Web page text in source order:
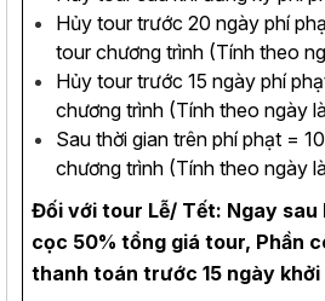
Hủy tour trước 20 ngày phí
tour chương trình (Tính theo
Hủy tour trước 15 ngày phí
chương trình (Tính theo ngày
Sau thời gian trên phí phạt =
chương trình (Tính theo ngày
Đối với tour Lễ/ Tết: Ngay sau
cọc 50% tổng giá tour, Phần
thanh toán trước 15 ngày khởi